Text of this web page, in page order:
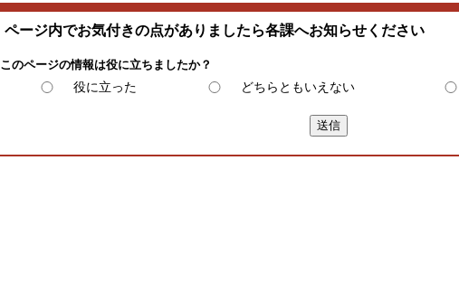
ページ内でお気付きの点がありましたら各課へお知らせください
このページの情報は役に立ちましたか？
役に立った どちらともいえない